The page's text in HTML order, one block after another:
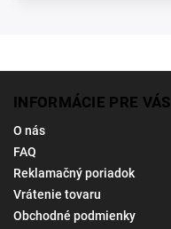
INFORMÁCIE PRE VÁS
O nás
FAQ
Reklamačný poriadok
Vrátenie tovaru
Obchodné podmienky